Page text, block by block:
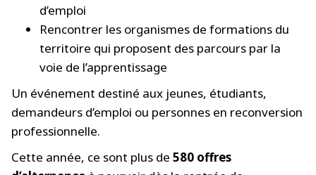
d’emploi
Rencontrer les organismes de formations du
territoire qui proposent des parcours par la
voie de l’apprentissage
Un événement destiné aux jeunes, étudiants,
demandeurs d’emploi ou personnes en reconversion
professionnelle.
Cette année, ce sont plus de 580 offres